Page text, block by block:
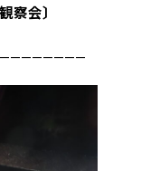
察会〕